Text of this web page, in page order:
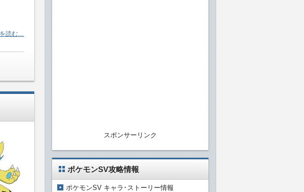
を読む…
スポンサーリンク
ポケモンSV攻略情報
ポケモンSV キャラ･ストーリー情報